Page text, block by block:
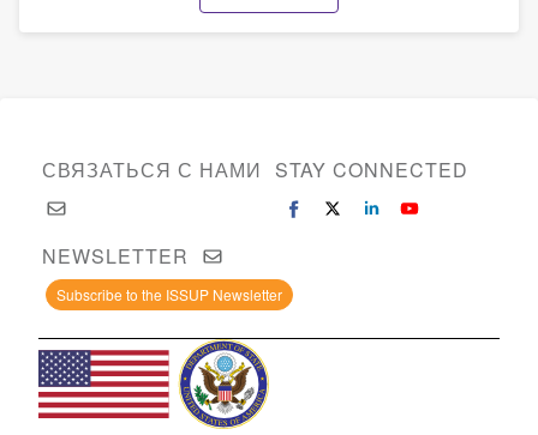
СВЯЗАТЬСЯ С НАМИ STAY CONNECTED
NEWSLETTER
Subscribe to the ISSUP Newsletter